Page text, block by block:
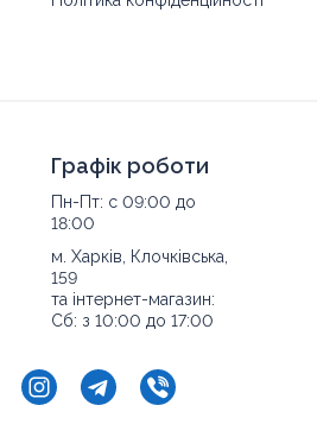
Графік роботи
Пн-Пт: с 09:00 до
18:00
м. Харків, Клочківська,
159
та інтернет-магазин:
Сб: з 10:00 до 17:00